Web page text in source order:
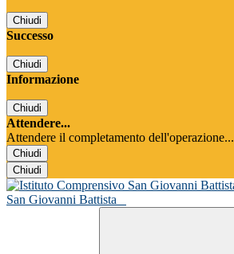
Chiudi
Successo
Chiudi
Informazione
Chiudi
Attendere...
Attendere il completamento dell'operazione...
Chiudi
Chiudi
San Giovanni Battista